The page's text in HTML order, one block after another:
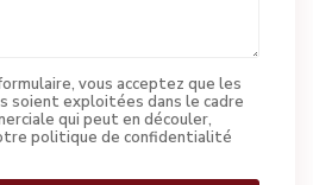
vous acceptez que les
soient exploitées dans le cadre
qui peut en découler,
politique de confidentialité